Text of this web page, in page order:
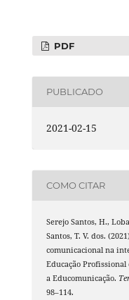
PDF
PUBLICADO
2021-02-15
COMO CITAR
Serejo Santos, H.,
Santos, T. V. dos.
comunicacional na
Educação Profissional
a Educomunicação.
98–114.